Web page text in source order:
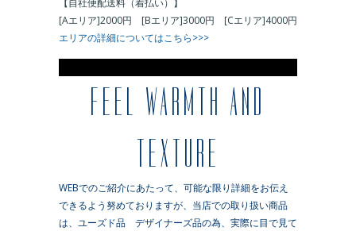
[Aエリア]2000円 [Bエリア]3000円 [Cエリア]4000円
エリアの詳細についてはこちら>>>
FEEL WARMTH AND
TEXTURE
WEBでのご紹介にあたって、可能な限り詳細をお伝え
できるよう努めておりますが、当店での取り扱い商品
は、ユーズド品 デザイナーズ品の為、実際に目で見て